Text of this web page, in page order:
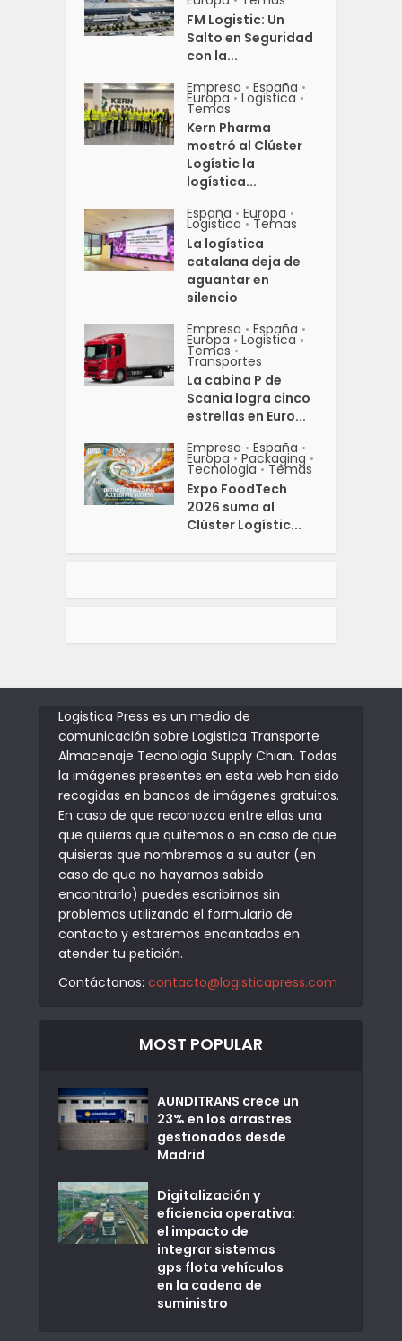
FM Logistic: Un
Salto en Seguridad
con la...
Empresa • España •
Europa • Logistica •
Temas
Kern Pharma
mostró al Clúster
Logístic la
logística...
España • Europa •
Logistica • Temas
La logística
catalana deja de
aguantar en
silencio
Empresa • España •
Europa • Logistica •
Temas •
Transportes
La cabina P de
Scania logra cinco
estrellas en Euro...
Empresa • España •
Europa • Packaging •
Tecnologia • Temas
Expo FoodTech
2026 suma al
Clúster Logístic...
Logistica Press es un medio de
comunicación sobre Logistica Transporte
Almacenaje Tecnologia Supply Chian. Todas
la imágenes presentes en esta web han sido
recogidas en bancos de imágenes gratuitos.
En caso de que reconozca entre ellas una
que quieras que quitemos o en caso de que
quisieras que nombremos a su autor (en
caso de que no hayamos sabido
encontrarlo) puedes escribirnos sin
problemas utilizando el formulario de
contacto y estaremos encantados en
atender tu petición.
Contáctanos: contacto@logisticapress.com
MOST POPULAR
AUNDITRANS crece un
23% en los arrastres
gestionados desde
Madrid
Digitalización y
eficiencia operativa:
el impacto de
integrar sistemas
gps flota vehículos
en la cadena de
suministro